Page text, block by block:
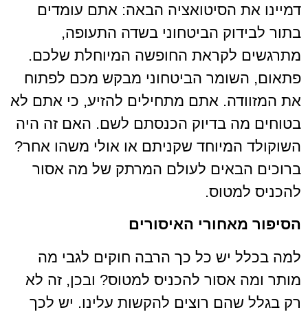
דמיינו את הסיטואציה הבאה: אתם עומדים
בתור לבידוק הביטחוני בשדה התעופה,
מתרגשים לקראת החופשה המיוחלת שלכם.
פתאום, השומר הביטחוני מבקש מכם לפתוח
את המזוודה. אתם מתחילים להזיע, כי אתם לא
בטוחים מה בדיוק הכנסתם לשם. האם זה היה
השוקולד המיוחד שקניתם או אולי משהו אחר?
ברוכים הבאים לעולם המרתק של מה אסור
להכניס למטוס.
הסיפור מאחורי האיסורים
למה בכלל יש כל כך הרבה חוקים לגבי מה
מותר ומה אסור להכניס למטוס? ובכן, זה לא
רק בגלל שהם רוצים להקשות עלינו. יש לכך